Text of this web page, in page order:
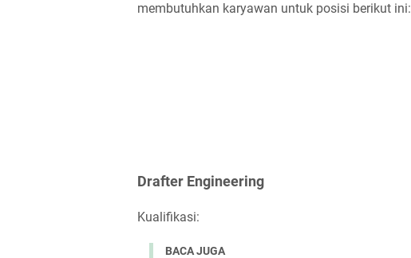
membutuhkan karyawan untuk posisi berikut ini:
Drafter Engineering
Kualifikasi:
BACA JUGA